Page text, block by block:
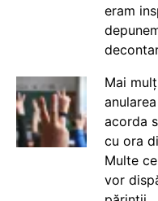
eram
Mai
acorda
cu ora
Multe
vor